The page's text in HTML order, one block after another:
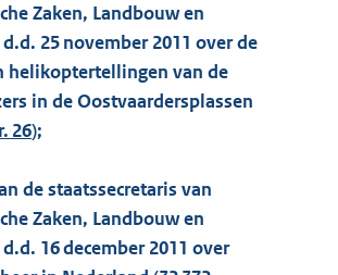
Zaken, Landbouw en
25 november 2011 over de
helikoptertellingen van de
in de Oostvaardersplassen
26);
de staatssecretaris van
Zaken, Landbouw en
16 december 2011 over